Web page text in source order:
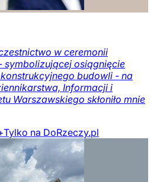
w ceremonii
symbolizującej osiągnięcie
budowli - na
Informacji i
Warszawskiego skłoniło mnie
Tylko na DoRzeczy.pl